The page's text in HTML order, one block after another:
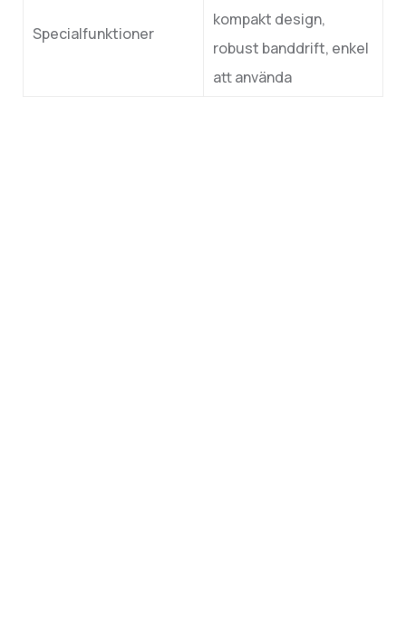
Specialfunktioner
kompakt design,
robust banddrift, enkel
att använda